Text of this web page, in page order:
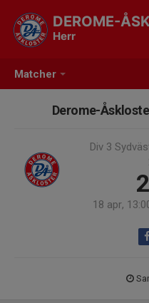
Matcher
DEROME-
Herr
Derome-
Div 3
18 apr,